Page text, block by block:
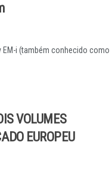
EM-i (também conhecido como
VOLUMES
EUROPEU